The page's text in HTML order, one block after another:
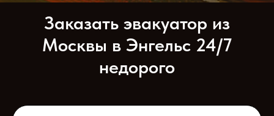
Заказать эвакуатор из
Москвы в Энгельс 24/7
недорого